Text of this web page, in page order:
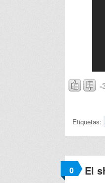
-
Etiquetas:
0 El